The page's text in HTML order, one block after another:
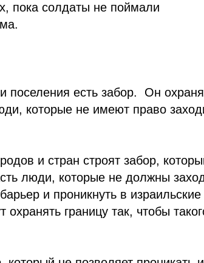
пока солдаты не поймали
поселения есть забор. Он
которые не имеют право
и стран строят забор,
люди, которые не должны
и проникнуть в израильские
границу так, чтобы